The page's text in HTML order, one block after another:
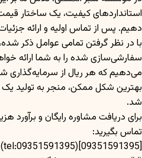
استانداردهای کیفیت، یک ساختار
دهیم. پس از تماس اولیه و ارائه
با در نظر گرفتن تمامی عوامل ذکر
سفارشی‌سازی شده را به شما ارائه
می‌دهیم که هر ریال از سرمایه‌گذاری
بهترین شکل ممکن، منجر به تولید
شد.
برای دریافت مشاوره رایگان و برآورد
تماس بگیرید:
[09351591395](tel:09351591395)